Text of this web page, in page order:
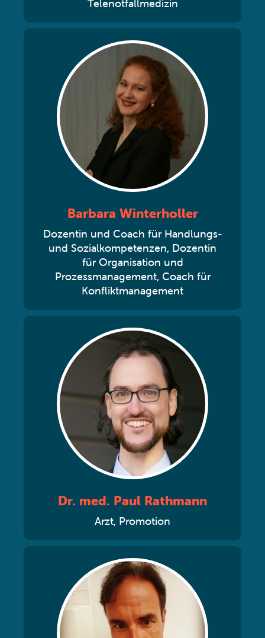
Telenotfallmedizin
Barbara Winterholler
Dozentin und Coach für Handlungs-
und Sozialkompetenzen, Dozentin
für Organisation und
Prozessmanagement, Coach für
Konfliktmanagement
Dr. med. Paul Rathmann
Arzt, Promotion